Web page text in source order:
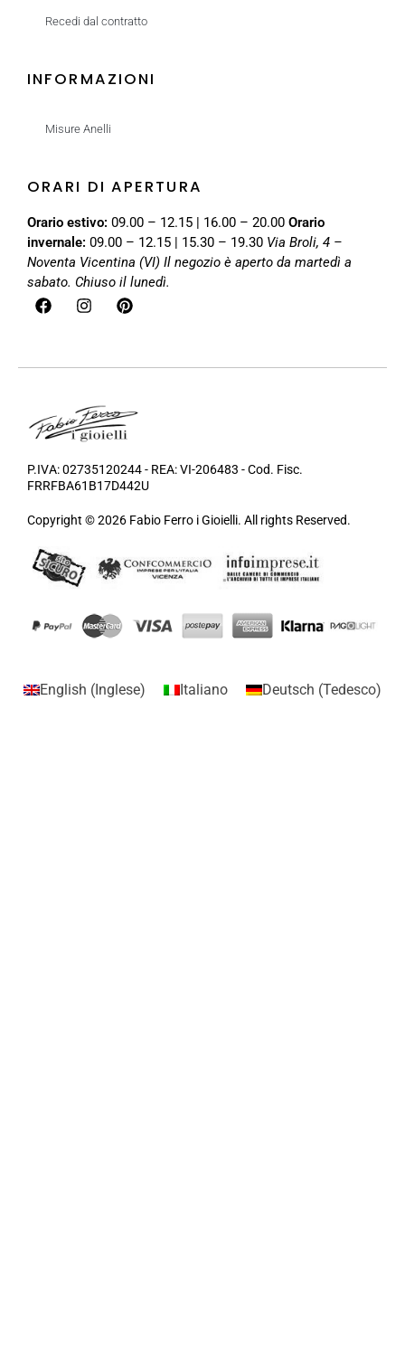
Recedi dal contratto
INFORMAZIONI
Misure Anelli
ORARI DI APERTURA
Orario estivo: 09.00 – 12.15 | 16.00 – 20.00 Orario
invernale: 09.00 – 12.15 | 15.30 – 19.30 Via Broli, 4 –
Noventa Vicentina (VI) Il negozio è aperto da martedì a
sabato. Chiuso il lunedì.
P.IVA: 02735120244 - REA: VI-206483 - Cod. Fisc.
FRRFBA61B17D442U
Copyright © 2026 Fabio Ferro i Gioielli. All rights Reserved.
English (Inglese) Italiano Deutsch (Tedesco)